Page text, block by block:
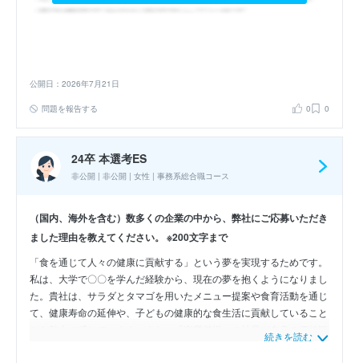
公開日：2026年7月21日
問題を報告する 0 0
24卒 本選考ES
非公開 | 非公開 | 女性 | 事務系総合職コース
（国内、海外を含む）数多くの企業の中から、弊社にご応募いただき
ました理由を教えてください。 ※200文字まで
「食を通じて人々の健康に貢献する」という夢を実現するためです。
私は、大学で〇〇を学んだ経験から、現在の夢を抱くようになりまし
た。貴社は、サラダとタマゴを用いたメニュー提案や食育活動を通じ
て、健康寿命の延伸や、子どもの健康的な食生活に貢献していること
と合致しており、貴社でなら、仕事を楽しみながら、自分らしく働け
続きを読む